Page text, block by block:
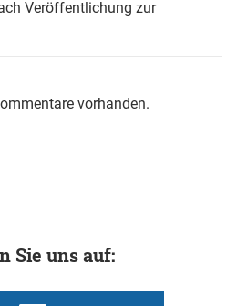
Veröffentlichung zur
vorhanden.
Sie uns auf: